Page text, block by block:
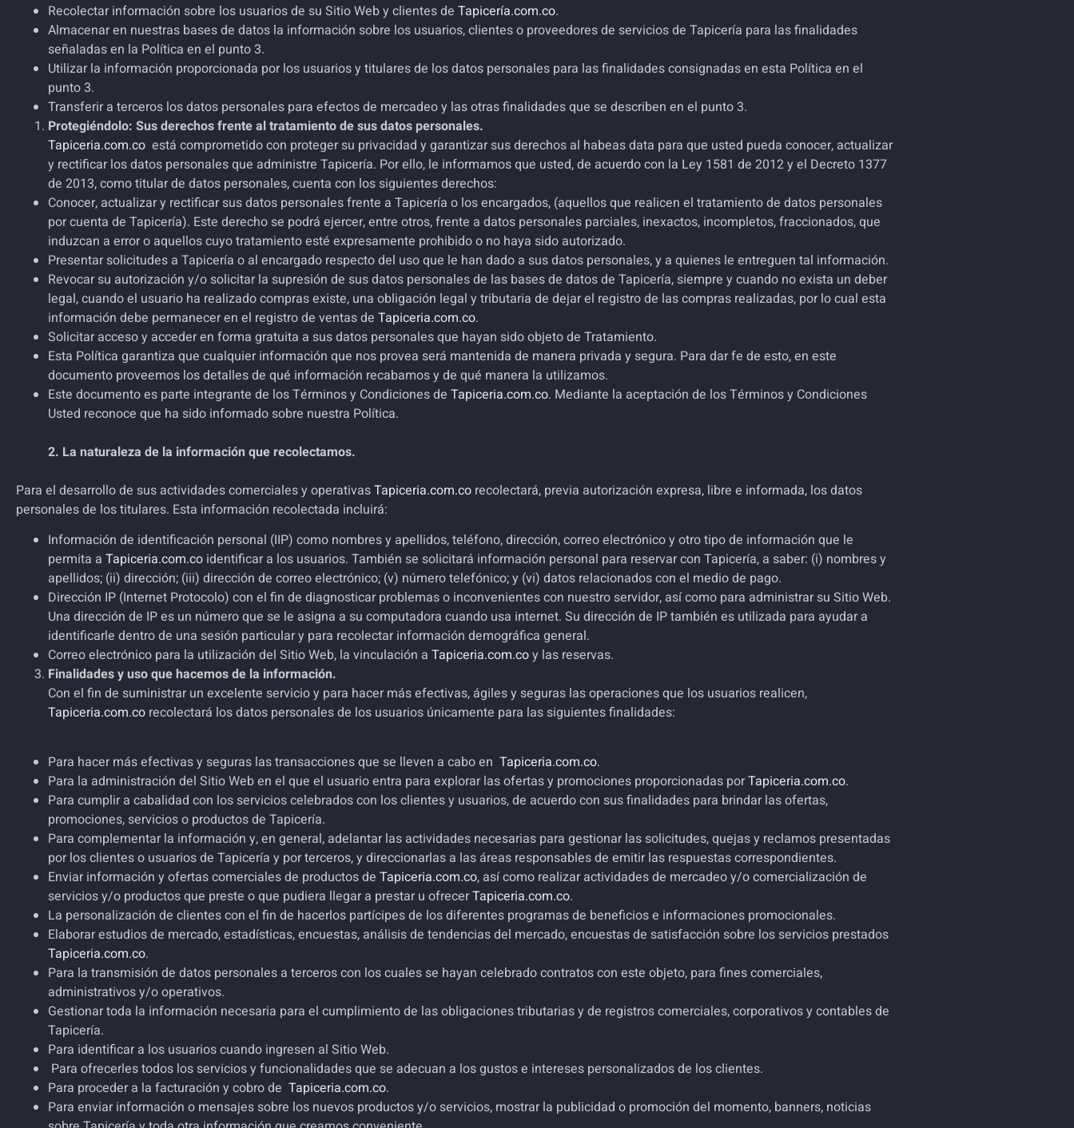
Recolectar información sobre los usuarios de su Sitio Web y clientes de Tapicería.com.co.
Almacenar en nuestras bases de datos la información sobre los usuarios, clientes o proveedores de servicios de Tapicería para las finalidades
señaladas en la Política en el punto 3.
Utilizar la información proporcionada por los usuarios y titulares de los datos personales para las finalidades consignadas en esta Política en el
punto 3.
Transferir a terceros los datos personales para efectos de mercadeo y las otras finalidades que se describen en el punto 3.
Protegiéndolo: Sus derechos frente al tratamiento de sus datos personales.
Tapiceria.com.co está comprometido con proteger su privacidad y garantizar sus derechos al habeas data para que usted pueda conocer, actualizar
y rectificar los datos personales que administre Tapicería. Por ello, le informamos que usted, de acuerdo con la Ley 1581 de 2012 y el Decreto 1377
de 2013, como titular de datos personales, cuenta con los siguientes derechos:
Conocer, actualizar y rectificar sus datos personales frente a Tapicería o los encargados, (aquellos que realicen el tratamiento de datos personales
por cuenta de Tapicería). Este derecho se podrá ejercer, entre otros, frente a datos personales parciales, inexactos, incompletos, fraccionados, que
induzcan a error o aquellos cuyo tratamiento esté expresamente prohibido o no haya sido autorizado.
Presentar solicitudes a Tapicería o al encargado respecto del uso que le han dado a sus datos personales, y a quienes le entreguen tal información.
Revocar su autorización y/o solicitar la supresión de sus datos personales de las bases de datos de Tapicería, siempre y cuando no exista un deber
legal, cuando el usuario ha realizado compras existe, una obligación legal y tributaria de dejar el registro de las compras realizadas, por lo cual esta
información debe permanecer en el registro de ventas de Tapiceria.com.co.
Solicitar acceso y acceder en forma gratuita a sus datos personales que hayan sido objeto de Tratamiento.
Esta Política garantiza que cualquier información que nos provea será mantenida de manera privada y segura. Para dar fe de esto, en este
documento proveemos los detalles de qué información recabamos y de qué manera la utilizamos.
Este documento es parte integrante de los Términos y Condiciones de Tapiceria.com.co. Mediante la aceptación de los Términos y Condiciones
Usted reconoce que ha sido informado sobre nuestra Política.
2. La naturaleza de la información que recolectamos.
Para el desarrollo de sus actividades comerciales y operativasTapiceria.com.co recolectará, previa autorización expresa, libre e informada, los datos
personales de los titulares. Esta información recolectada incluirá:
Información de identificación personal (IIP) como nombres y apellidos, teléfono, dirección, correo electrónico y otro tipo de información que le
permita a Tapiceria.com.co identificar a los usuarios. También se solicitará información personal para reservar con Tapicería, a saber: (i) nombres y
apellidos; (ii) dirección; (iii) dirección de correo electrónico; (v) número telefónico; y (vi) datos relacionados con el medio de pago.
Dirección IP (Internet Protocolo) con el fin de diagnosticar problemas o inconvenientes con nuestro servidor, así como para administrar su Sitio Web.
Una dirección de IP es un número que se le asigna a su computadora cuando usa internet. Su dirección de IP también es utilizada para ayudar a
identificarle dentro de una sesión particular y para recolectar información demográfica general.
Correo electrónico para la utilización del Sitio Web, la vinculación a Tapiceria.com.coy las reservas.
Finalidades y uso que hacemos de la información.
Con el fin de suministrar un excelente servicio y para hacer más efectivas, ágiles y seguras las operaciones que los usuarios realicen,
Tapiceria.com.co recolectará los datos personales de los usuarios únicamente para las siguientes finalidades:
Para hacer más efectivas y seguras las transacciones que se lleven a cabo en Tapiceria.com.co.
Para la administración del Sitio Web en el que el usuario entra para explorar las ofertas y promociones proporcionadas porTapiceria.com.co.
Para cumplir a cabalidad con los servicios celebrados con los clientes y usuarios, de acuerdo con sus finalidades para brindar las ofertas,
promociones, servicios o productos de Tapicería.
Para complementar la información y, en general, adelantar las actividades necesarias para gestionar las solicitudes, quejas y reclamos presentadas
por los clientes o usuarios de Tapicería y por terceros, y direccionarlas a las áreas responsables de emitir las respuestas correspondientes.
Enviar información y ofertas comerciales de productos de Tapiceria.com.co, así como realizar actividades de mercadeo y/o comercialización de
servicios y/o productos que preste o que pudiera llegar a prestar u ofrecerTapiceria.com.co.
La personalización de clientes con el fin de hacerlos partícipes de los diferentes programas de beneficios e informaciones promocionales.
Elaborar estudios de mercado, estadísticas, encuestas, análisis de tendencias del mercado, encuestas de satisfacción sobre los servicios prestados
Tapiceria.com.co.
Para la transmisión de datos personales a terceros con los cuales se hayan celebrado contratos con este objeto, para fines comerciales,
administrativos y/o operativos.
Gestionar toda la información necesaria para el cumplimiento de las obligaciones tributarias y de registros comerciales, corporativos y contables de
Tapicería.
Para identificar a los usuarios cuando ingresen al Sitio Web.
Para ofrecerles todos los servicios y funcionalidades que se adecuan a los gustos e intereses personalizados de los clientes.
Para proceder a la facturación y cobro de Tapiceria.com.co.
Para enviar información o mensajes sobre los nuevos productos y/o servicios, mostrar la publicidad o promoción del momento, banners, noticias